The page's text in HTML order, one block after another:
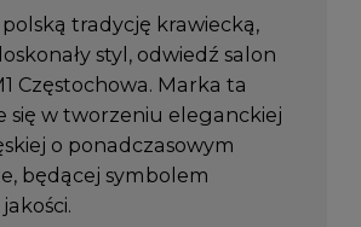
polską tradycję krawiecką,
styl, odwiedź salon
Częstochowa. Marka ta
się w tworzeniu eleganckiej
o ponadczasowym
będącej symbolem